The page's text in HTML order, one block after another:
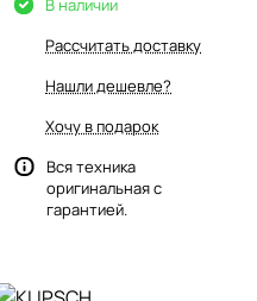
В наличии
Рассчитать доставку
Нашли дешевле?
Хочу в подарок
Вся техника
оригинальная с
гарантией.